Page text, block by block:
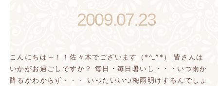
2009.07.23
こんにちは～！！佐々木でございます（*^_^*）
皆さんは
いかがお過ごしですか？ 毎日・毎日暑いし・・・いつ雨が
降るかわからず・・・
いったいいつ梅雨明けするんでしょ